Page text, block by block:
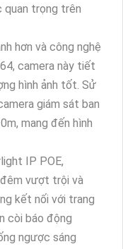
quan trọng trên
hơn và công nghệ
camera này tiết
hình ảnh tốt. Sử
giám sát ban
mang đến hình
IP POE,
vượt trội và
kết nối với trang
còi báo động
ngược sáng